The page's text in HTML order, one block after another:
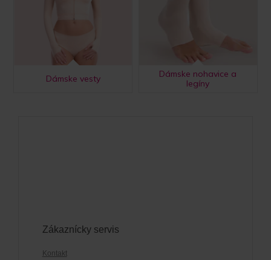
Dámske vesty
Dámske nohavice a
legíny
Zákaznícky servis
Kontakt